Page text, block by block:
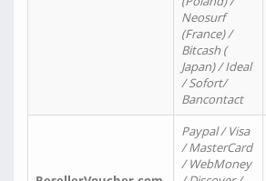
Neosurf
(France) /
Bitcash (
Japan) / Ideal
/ Sofort/
Bancontact
Paypal / Visa
/ MasterCard
/ WebMoney